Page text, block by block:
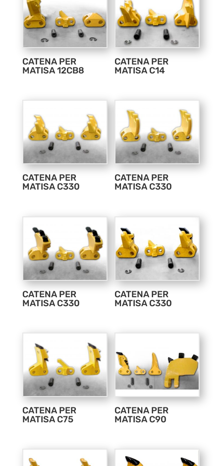
CATENA PER
MATISA 12CB8
CATENA PER
MATISA C14
CATENA PER
MATISA C330
CATENA PER
MATISA C330
CATENA PER
MATISA C330
CATENA PER
MATISA C330
CATENA PER
MATISA C75
CATENA PER
MATISA C90